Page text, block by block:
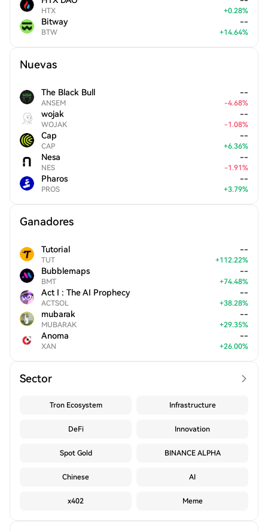
HTX +0.28%
Bitway
BTW
--
+14.64%
Nuevas
The Black Bull
ANSEM
--
-4.68%
wojak
WOJAK
--
-1.08%
Cap
CAP
--
+6.36%
Nesa
NES
--
-1.91%
Pharos
PROS
--
+3.79%
Ganadores
Tutorial
TUT
--
+112.22%
Bubblemaps
BMT
--
+74.48%
Act I : The AI Prophecy
ACTSOL
--
+38.28%
mubarak
MUBARAK
--
+29.35%
Anoma
XAN
--
+26.00%
Sector
Tron Ecosystem Infrastructure
DeFi Innovation
Spot Gold BINANCE ALPHA
Chinese AI
x402 Meme